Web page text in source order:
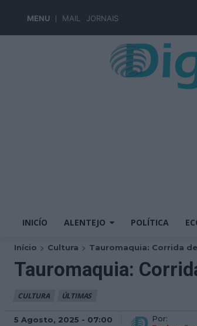
MENU MAIL JORNAIS
INICÍO ALENTEJO POLÍTICA
Início Cultura Tauromaquia: Corrida
Tauromaquia:
CULTURA ÚLTIMAS
5 Agosto, 2025 - 07:00
Por: